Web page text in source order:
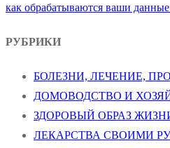
как обрабатываются ваши
РУБРИКИ
БОЛЕЗНИ, ЛЕЧЕНИЕ,
ДОМОВОДСТВО И
ЗДОРОВЫЙ ОБРАЗ
ЛЕКАРСТВА СВОИМИ